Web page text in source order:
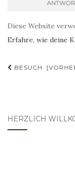
Diese Website
Erfahre, wie deine
BESUCH.
HERZLICH